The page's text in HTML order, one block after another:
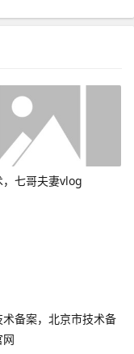
，七哥夫妻vlog
备案，北京市技术备
网